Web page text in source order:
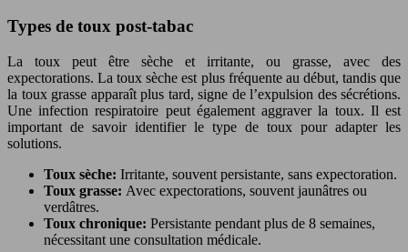
Types de toux post-tabac
La toux peut être sèche et irritante, ou grasse, avec des
expectorations. La toux sèche est plus fréquente au début, tandis que
la toux grasse apparaît plus tard, signe de l’expulsion des sécrétions.
Une infection respiratoire peut également aggraver la toux. Il est
important de savoir identifier le type de toux pour adapter les
solutions.
Toux sèche: Irritante, souvent persistante, sans expectoration.
Toux grasse: Avec expectorations, souvent jaunâtres ou
verdâtres.
Toux chronique: Persistante pendant plus de 8 semaines,
nécessitant une consultation médicale.